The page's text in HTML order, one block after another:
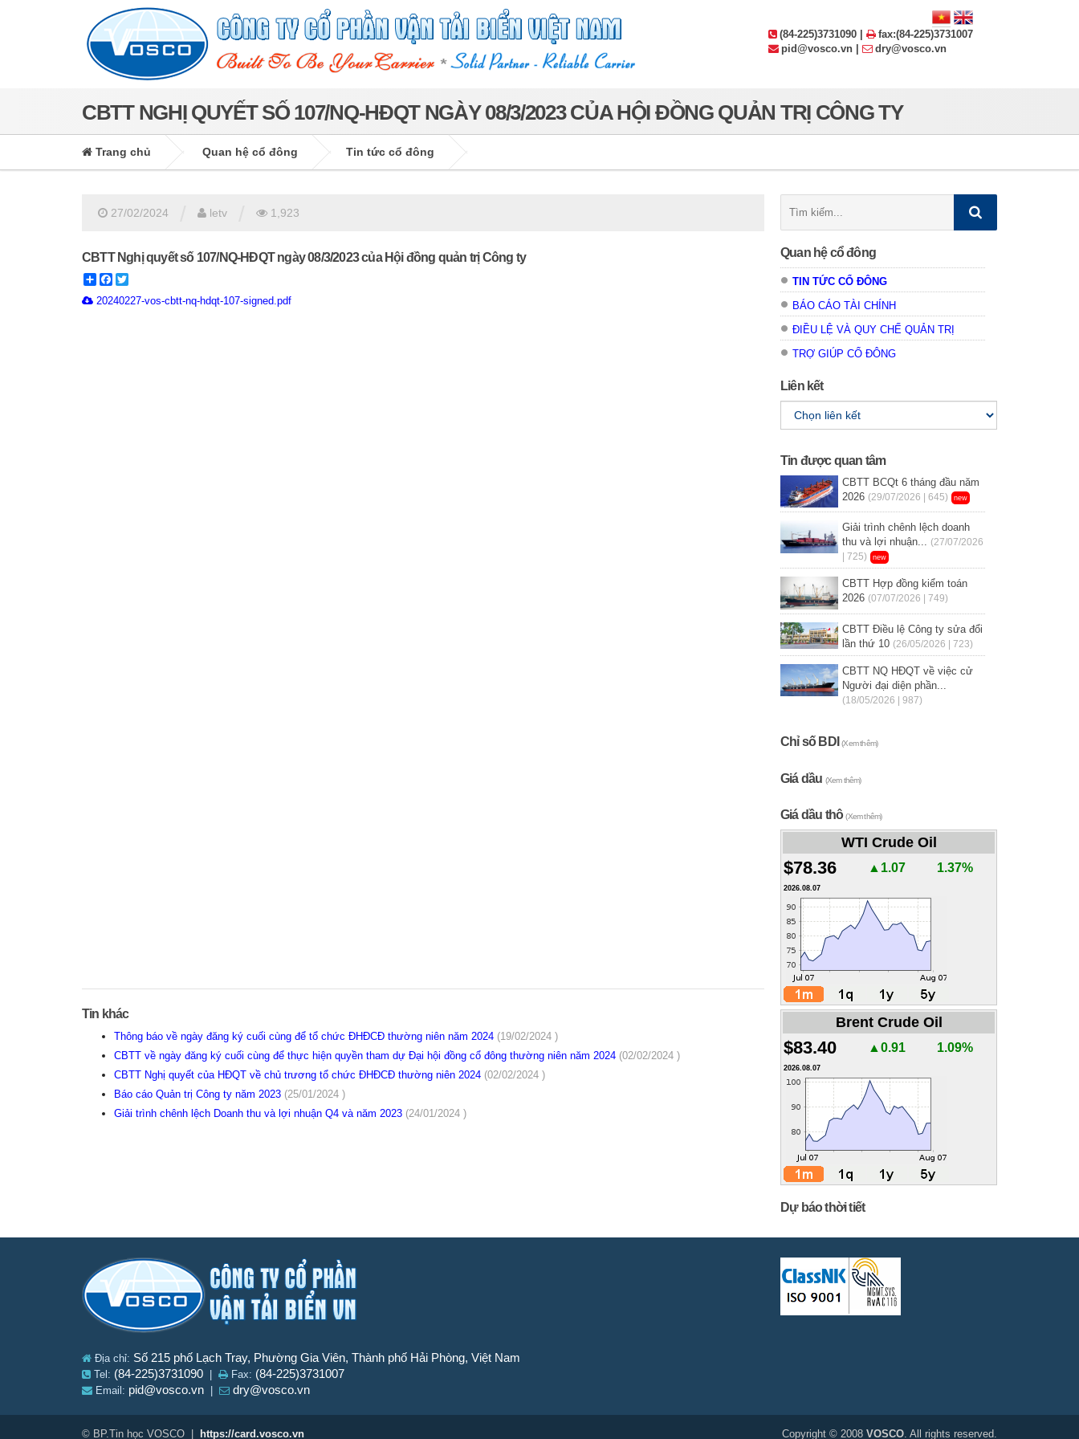
(84-225)3731090 |
fax:(84-225)3731007
pid@vosco.vn |
dry@vosco.vn
CBTT NGHỊ QUYẾT SỐ 107/NQ-HĐQT NGÀY 08/3/2023 CỦA HỘI ĐỒNG QUẢN TRỊ CÔNG TY
Trang chủ Quan hệ cổ đông Tin tức cổ đông
27/02/2024 letv 1,923
CBTT Nghị quyết số 107/NQ-HĐQT ngày 08/3/2023 của Hội đồng quản trị Công ty
ShareFacebook
20240227-vos-cbtt-nq-hdqt-107-signed.pdf
Tin khác
Thông báo về ngày đăng ký cuối cùng để tổ chức ĐHĐCĐ thường niên năm 2024 (19/02/2024 )
CBTT về ngày đăng ký cuối cùng để thực hiện quyền tham dự Đại hội đồng cổ đông thường niên năm 2024 (02/02/2024 )
CBTT Nghị quyết của HĐQT về chủ trương tổ chức ĐHĐCĐ thường niên 2024 (02/02/2024 )
Báo cáo Quản trị Công ty năm 2023 (25/01/2024 )
Giải trình chênh lệch Doanh thu và lợi nhuận Q4 và năm 2023 (24/01/2024 )
kiếm:
Quan hệ cổ đông
TIN TỨC CỔ ĐÔNG
BÁO CÁO TÀI CHÍNH
ĐIỀU LỆ VÀ QUY CHẾ QUẢN TRỊ
TRỢ GIÚP CỔ ĐÔNG
Liên kết
Tin được quan tâm
CBTT BCQt 6 tháng đầu năm
2026 (29/07/2026 | 645) new
Giải trình chênh lệch doanh
thu và lợi nhuận... (27/07/2026
| 725)
new
CBTT Hợp đồng kiểm toán
2026 (07/07/2026 | 749)
CBTT Điều lệ Công ty sửa đổi
lần thứ 10 (26/05/2026 | 723)
CBTT NQ HĐQT về việc cử
Người đại diện phần...
(18/05/2026 | 987)
Chỉ số BDI(Xem thêm)
Giá dầu (Xem thêm)
Giá dầu thô(Xem thêm)
WTI Crude Oil
$78.36 ▲1.07 1.37%
2026.08.07
Brent Crude Oil
$83.40 ▲0.91 1.09%
2026.08.07
Dự báo thời tiết
Địa chỉ: Số 215 phố Lạch Tray, Phường Gia Viên, Thành phố Hải Phòng, Việt Nam
Tel: (84-225)3731090 Fax: (84-225)3731007
Email: pid@vosco.vn dry@vosco.vn
© BP.Tin học VOSCO | https://card.vosco.vn Copyright © 2008 VOSCO . All rights reserved.